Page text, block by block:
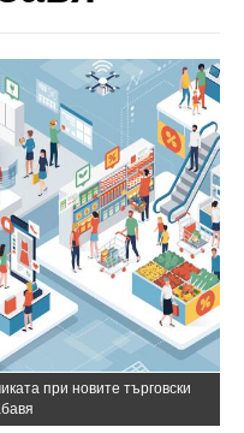
при новите търговски